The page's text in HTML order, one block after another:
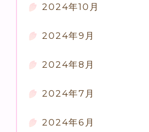
2024年10月
2024年9月
2024年8月
2024年7月
2024年6月